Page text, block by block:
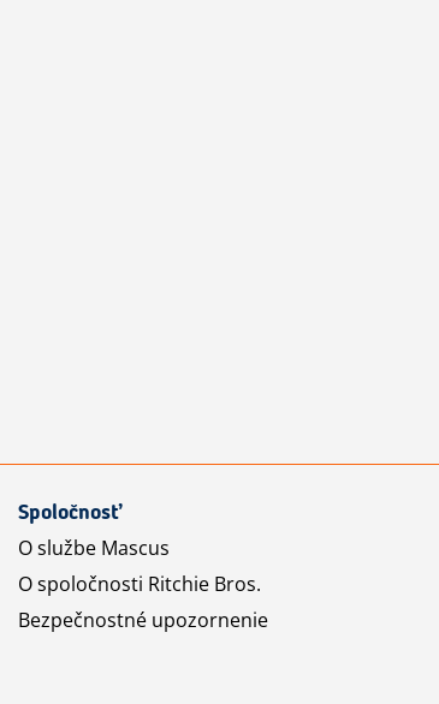
Spoločnosť
O službe Mascus
O spoločnosti Ritchie Bros.
Bezpečnostné upozornenie